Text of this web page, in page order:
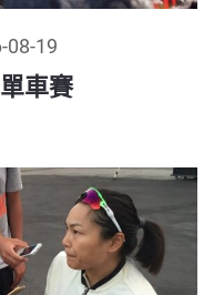
08-19
車賽